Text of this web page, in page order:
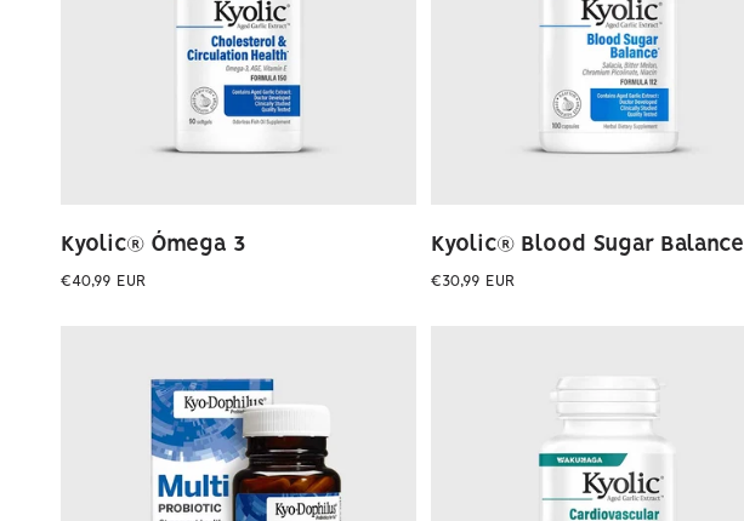
Kyolic® Ómega 3
Preço
€40,99 EUR
Kyolic® Blood Sugar Balance
Preço
€30,99 EUR